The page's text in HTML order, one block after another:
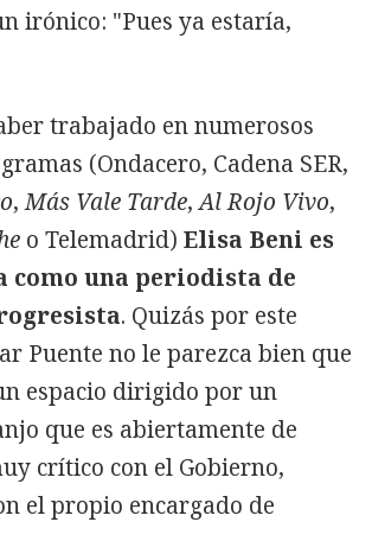
irónico: "Pues ya estaría,
trabajado en numerosos
(Ondacero, Cadena SER,
,Más Vale Tarde,Al Rojo Vivo,
o Telemadrid) Elisa Beni es
como una periodista de
. Quizás por este
Puente no le parezca bien que
espacio dirigido por un
que es abiertamente de
crítico con el Gobierno,
el propio encargado de